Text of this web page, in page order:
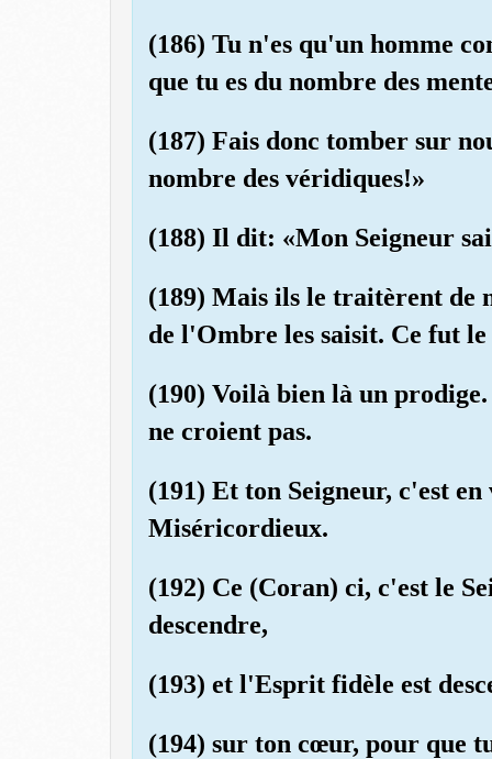
(186) Tu n'es qu'un homme
que tu es du nombre des
(187) Fais donc tomber sur
nombre des véridiques!»
(188) Il dit: «Mon Seigneur
(189) Mais ils le traitèrent de
de l'Ombre les saisit. Ce fut
(190) Voilà bien là un
ne croient pas.
(191) Et ton Seigneur, c'est
Miséricordieux.
(192) Ce (Coran) ci, c'est le
descendre,
(193) et l'Esprit fidèle est
(194) sur ton cœur, pour que